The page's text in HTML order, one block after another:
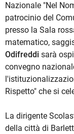
Nazionale "Nel
patrocinio del
presso la Sala
matematico,
Odifreddi sarà
convegno
Rispetto" che si
La dirigente
della città di